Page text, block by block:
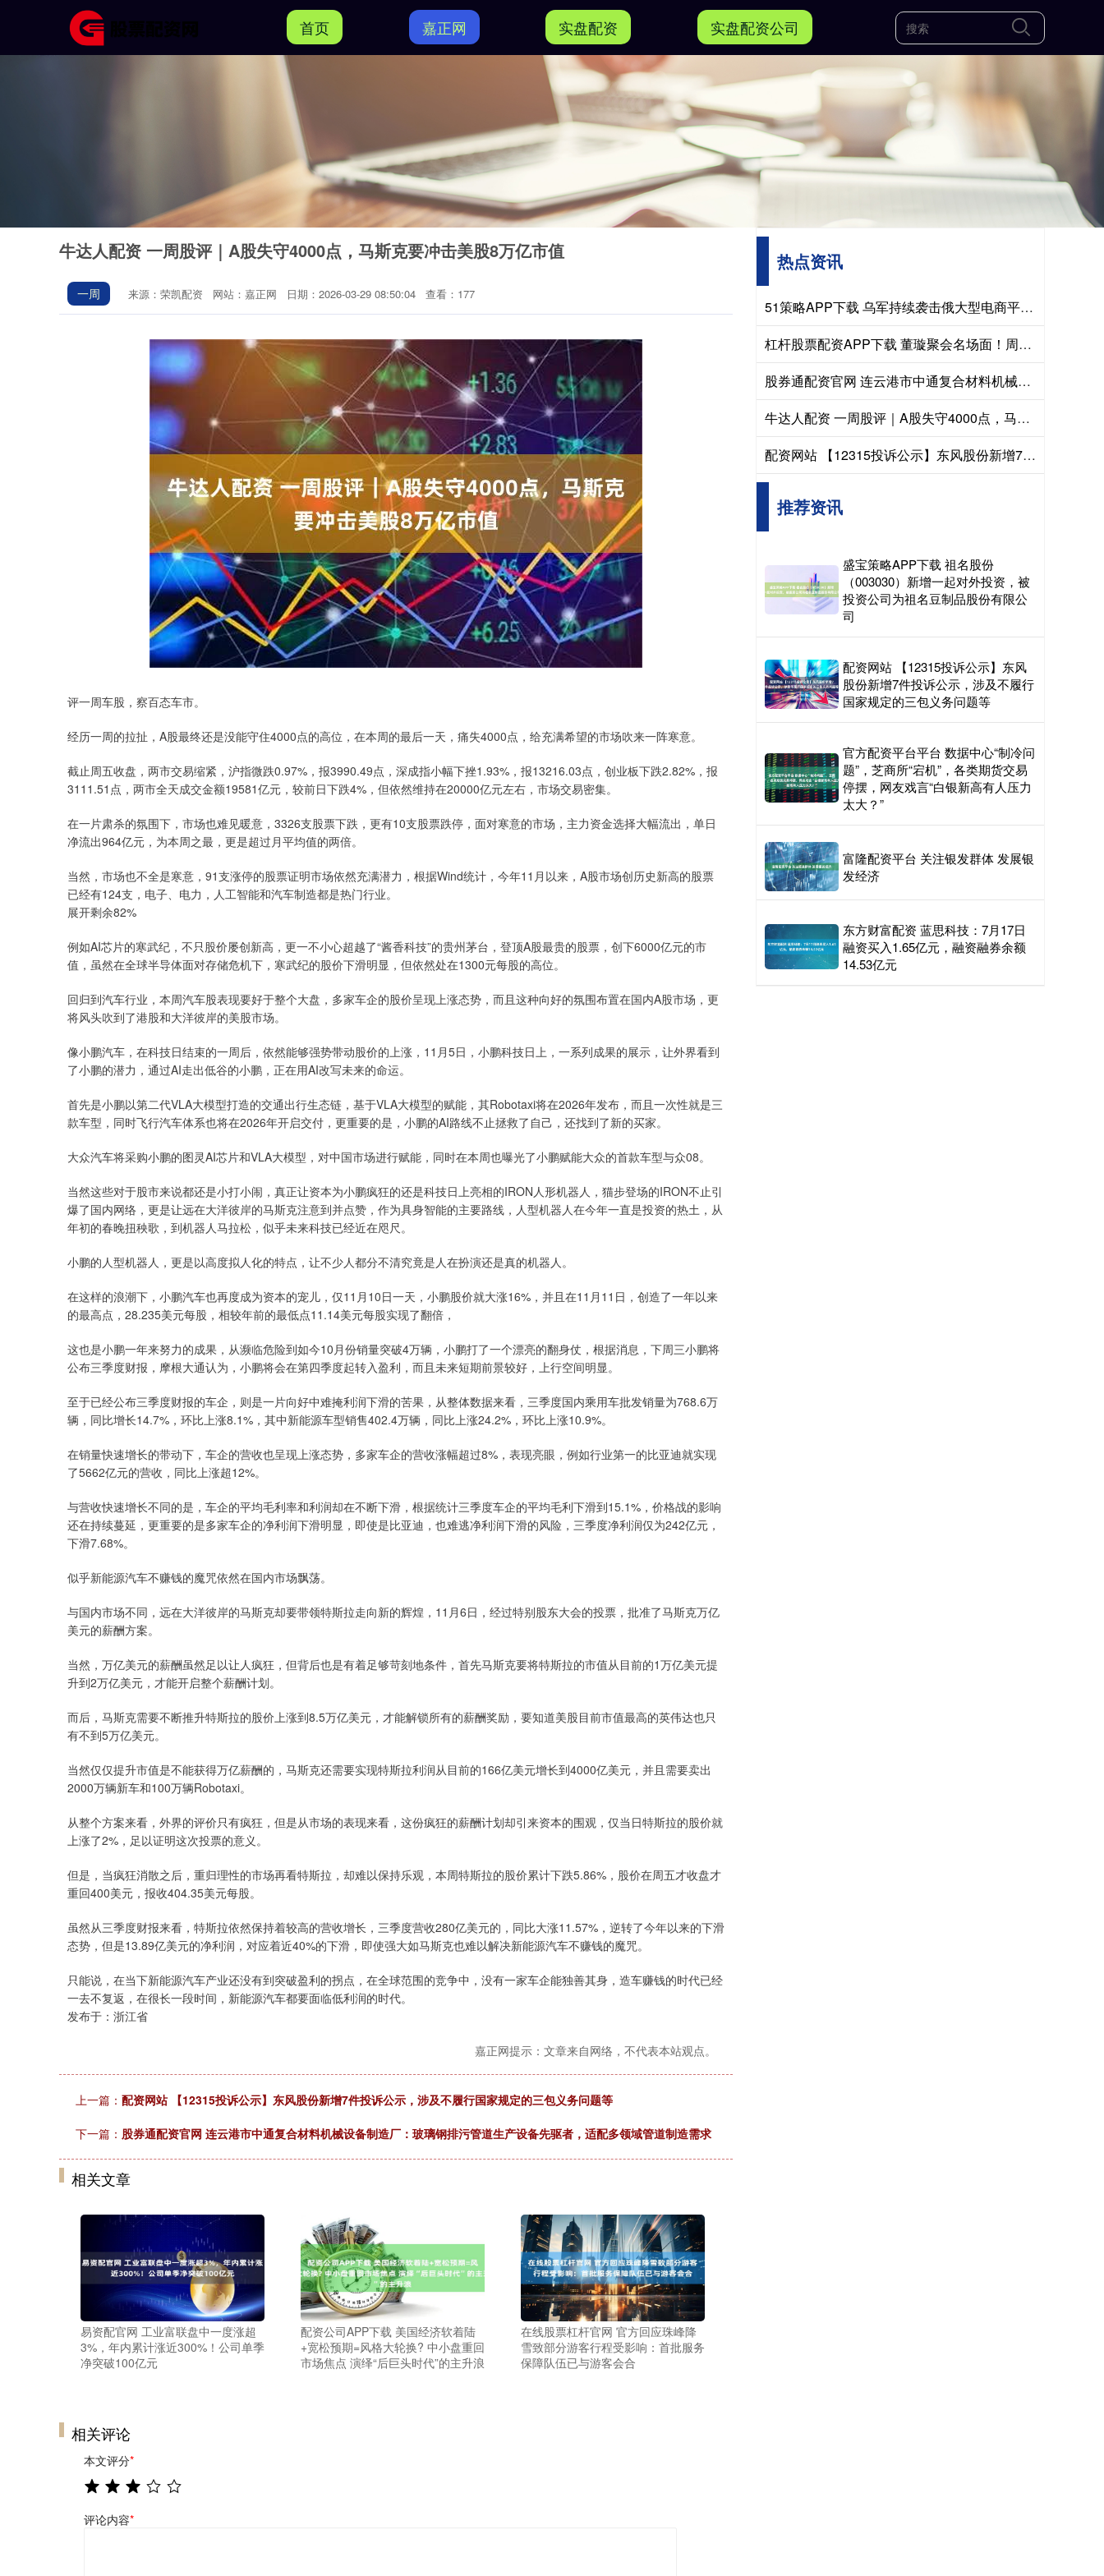
首页 嘉正网 实盘配资 实盘配资公司
牛达人配资 一周股评｜A股失守4000点，马斯克要冲击美股8万亿市值
一周 来源：荣凯配资 网站：嘉正网 日期：2026-03-29 08:50:04 查看：177
评一周车股，察百态车市。
经历一周的拉扯，A股最终还是没能守住4000点的高位，在本周的最后一天，痛失4000点，给充满希望的市场吹来一阵寒意。
截止周五收盘，两市交易缩紧，沪指微跌0.97%，报3990.49点，深成指小幅下挫1.93%，报13216.03点，创业板下跌2.82%，报
3111.51点，两市全天成交金额19581亿元，较前日下跌4%，但依然维持在20000亿元左右，市场交易密集。
在一片肃杀的氛围下，市场也难见暖意，3326支股票下跌，更有10支股票跌停，面对寒意的市场，主力资金选择大幅流出，单日
净流出964亿元，为本周之最，更是超过月平均值的两倍。
当然，市场也不全是寒意，91支涨停的股票证明市场依然充满潜力，根据Wind统计，今年11月以来，A股市场创历史新高的股票
已经有124支，电子、电力，人工智能和汽车制造都是热门行业。
展开剩余82%
例如AI芯片的寒武纪，不只股价屡创新高，更一不小心超越了“酱香科技”的贵州茅台，登顶A股最贵的股票，创下6000亿元的市
值，虽然在全球半导体面对存储危机下，寒武纪的股价下滑明显，但依然处在1300元每股的高位。
回归到汽车行业，本周汽车股表现要好于整个大盘，多家车企的股价呈现上涨态势，而且这种向好的氛围布置在国内A股市场，更
将风头吹到了港股和大洋彼岸的美股市场。
像小鹏汽车，在科技日结束的一周后，依然能够强势带动股价的上涨，11月5日，小鹏科技日上，一系列成果的展示，让外界看到
了小鹏的潜力，通过AI走出低谷的小鹏，正在用AI改写未来的命运。
首先是小鹏以第二代VLA大模型打造的交通出行生态链，基于VLA大模型的赋能，其Robotaxi将在2026年发布，而且一次性就是三
款车型，同时飞行汽车体系也将在2026年开启交付，更重要的是，小鹏的AI路线不止拯救了自己，还找到了新的买家。
大众汽车将采购小鹏的图灵AI芯片和VLA大模型，对中国市场进行赋能，同时在本周也曝光了小鹏赋能大众的首款车型与众08。
当然这些对于股市来说都还是小打小闹，真正让资本为小鹏疯狂的还是科技日上亮相的IRON人形机器人，猫步登场的IRON不止引
爆了国内网络，更是让远在大洋彼岸的马斯克注意到并点赞，作为具身智能的主要路线，人型机器人在今年一直是投资的热土，从
年初的春晚扭秧歌，到机器人马拉松，似乎未来科技已经近在咫尺。
小鹏的人型机器人，更是以高度拟人化的特点，让不少人都分不清究竟是人在扮演还是真的机器人。
在这样的浪潮下，小鹏汽车也再度成为资本的宠儿，仅11月10日一天，小鹏股价就大涨16%，并且在11月11日，创造了一年以来
的最高点，28.235美元每股，相较年前的最低点11.14美元每股实现了翻倍，
这也是小鹏一年来努力的成果，从濒临危险到如今10月份销量突破4万辆，小鹏打了一个漂亮的翻身仗，根据消息，下周三小鹏将
公布三季度财报，摩根大通认为，小鹏将会在第四季度起转入盈利，而且未来短期前景较好，上行空间明显。
至于已经公布三季度财报的车企，则是一片向好中难掩利润下滑的苦果，从整体数据来看，三季度国内乘用车批发销量为768.6万
辆，同比增长14.7%，环比上涨8.1%，其中新能源车型销售402.4万辆，同比上涨24.2%，环比上涨10.9%。
在销量快速增长的带动下，车企的营收也呈现上涨态势，多家车企的营收涨幅超过8%，表现亮眼，例如行业第一的比亚迪就实现
了5662亿元的营收，同比上涨超12%。
与营收快速增长不同的是，车企的平均毛利率和利润却在不断下滑，根据统计三季度车企的平均毛利下滑到15.1%，价格战的影响
还在持续蔓延，更重要的是多家车企的净利润下滑明显，即使是比亚迪，也难逃净利润下滑的风险，三季度净利润仅为242亿元，
下滑7.68%。
似乎新能源汽车不赚钱的魔咒依然在国内市场飘荡。
与国内市场不同，远在大洋彼岸的马斯克却要带领特斯拉走向新的辉煌，11月6日，经过特别股东大会的投票，批准了马斯克万亿
美元的薪酬方案。
当然，万亿美元的薪酬虽然足以让人疯狂，但背后也是有着足够苛刻地条件，首先马斯克要将特斯拉的市值从目前的1万亿美元提
升到2万亿美元，才能开启整个薪酬计划。
而后，马斯克需要不断推升特斯拉的股价上涨到8.5万亿美元，才能解锁所有的薪酬奖励，要知道美股目前市值最高的英伟达也只
有不到5万亿美元。
当然仅仅提升市值是不能获得万亿薪酬的，马斯克还需要实现特斯拉利润从目前的166亿美元增长到4000亿美元，并且需要卖出
2000万辆新车和100万辆Robotaxi。
从整个方案来看，外界的评价只有疯狂，但是从市场的表现来看，这份疯狂的薪酬计划却引来资本的围观，仅当日特斯拉的股价就
上涨了2%，足以证明这次投票的意义。
但是，当疯狂消散之后，重归理性的市场再看特斯拉，却难以保持乐观，本周特斯拉的股价累计下跌5.86%，股价在周五才收盘才
重回400美元，报收404.35美元每股。
虽然从三季度财报来看，特斯拉依然保持着较高的营收增长，三季度营收280亿美元的，同比大涨11.57%，逆转了今年以来的下滑
态势，但是13.89亿美元的净利润，对应着近40%的下滑，即使强大如马斯克也难以解决新能源汽车不赚钱的魔咒。
只能说，在当下新能源汽车产业还没有到突破盈利的拐点，在全球范围的竞争中，没有一家车企能独善其身，造车赚钱的时代已经
一去不复返，在很长一段时间，新能源汽车都要面临低利润的时代。
发布于：浙江省
嘉正网提示：文章来自网络，不代表本站观点。
上一篇： 配资网站 【12315投诉公示】东风股份新增7件投诉公示，涉及不履行国家规定的三包义务问题等
下一篇： 股券通配资官网 连云港市中通复合材料机械设备制造厂：玻璃钢排污管道生产设备先驱者，适配多领域管道制造需求
相关文章
易资配官网 工业富联盘中一度涨超
3%，年内累计涨近300%！公司单季
净突破100亿元
配资公司APP下载 美国经济软着陆
+宽松预期=风格大轮换? 中小盘重回
市场焦点 演绎“后巨头时代”的主升浪
在线股票杠杆官网 官方回应珠峰降
雪致部分游客行程受影响：首批服务
保障队伍已与游客会合
相关评论
本文评分*
评论内容*
热点资讯
51策略APP下载 乌军持续袭击俄大型电商平台仓库
杠杆股票配资APP下载 董璇聚会名场面！周也翟潇闻送千元礼，小酒窝一句话让翟潇闻尴尬
股券通配资官网 连云港市中通复合材料机械设备制造厂：玻璃钢排污管道生产设备先驱者，适配多领域管道制造需求
牛达人配资 一周股评｜A股失守4000点，马斯克要冲击美股8万亿市值
配资网站 【12315投诉公示】东风股份新增7件投诉公示，涉及不履行国家规定的三包义务问题等
推荐资讯
盛宝策略APP下载 祖名股份
（003030）新增一起对外投资，被
投资公司为祖名豆制品股份有限公
司
配资网站 【12315投诉公示】东风
股份新增7件投诉公示，涉及不履行
国家规定的三包义务问题等
官方配资平台平台 数据中心“制冷问
题”，芝商所“宕机”，各类期货交易
停摆，网友戏言“白银新高有人压力
太大？”
富隆配资平台 关注银发群体 发展银
发经济
东方财富配资 蓝思科技：7月17日
融资买入1.65亿元，融资融券余额
14.53亿元